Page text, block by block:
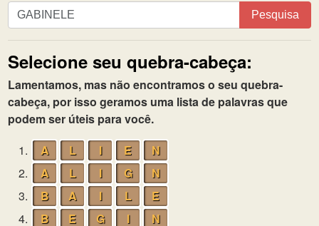
Pesquisa
por
letras.
Digite
todas
as
letras
do
quebra-
cabeça:
Pesquisa
Selecione seu quebra-cabeça:
Lamentamos, mas não encontramos o seu quebra-
cabeça, por isso geramos uma lista de palavras que
podem ser úteis para você.
1.
A L I E
N
2.
A L I G
N
3.
B A I L
E
4.
B E G I
N